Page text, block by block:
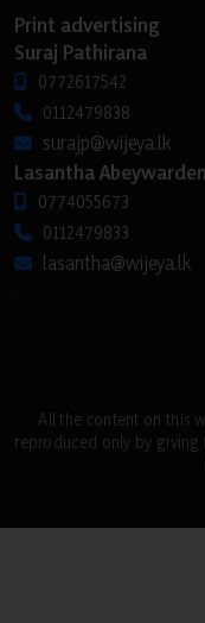
Print advertising
Suraj Pathirana
0772617542
0112479838
surajp@wijeya.lk
Lasantha
0774055673
0112479833
lasantha@wijeya.lk
All the content on this
reproduced only by giving